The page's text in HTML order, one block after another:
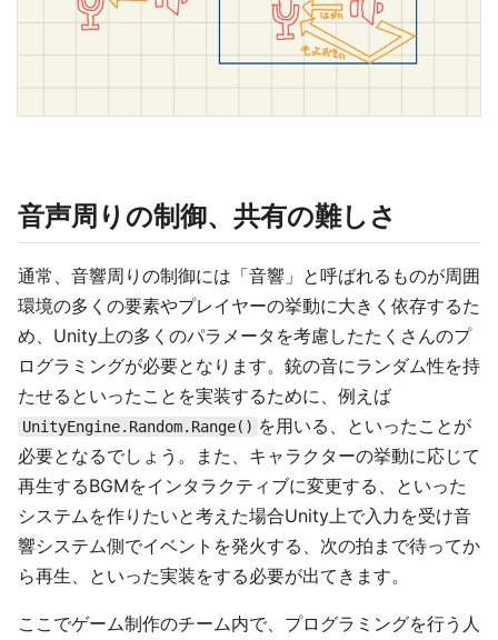
音声周りの制御、共有の難しさ
通常、音響周りの制御には「音響」と呼ばれるものが周囲
環境の多くの要素やプレイヤーの挙動に大きく依存するた
め、Unity上の多くのパラメータを考慮したたくさんのプ
ログラミングが必要となります。銃の音にランダム性を持
たせるといったことを実装するために、例えば
UnityEngine.Random.Range() を用いる、といったことが
必要となるでしょう。また、キャラクターの挙動に応じて
再生するBGMをインタラクティブに変更する、といった
システムを作りたいと考えた場合Unity上で入力を受け音
響システム側でイベントを発火する、次の拍まで待ってか
ら再生、といった実装をする必要が出てきます。
ここでゲーム制作のチーム内で、プログラミングを行う人